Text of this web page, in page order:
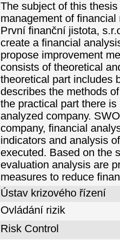
The subject of this
management of
První finanční jistota,
create a financial
propose improvement
consists of theoretical
theoretical part includes
describes the methods
the practical part there
analyzed company.
company, financial
indicators and analysis
executed. Based on the
evaluation analysis are
measures to reduce
Ústav krizového řízení
Ovládání rizik
Risk Control